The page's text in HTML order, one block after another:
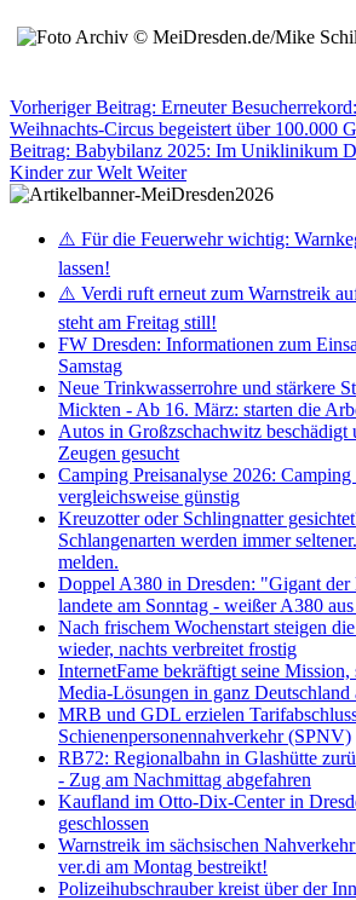
Vorheriger Beitrag: Erneuter
Weihnachts-Circus begeistert über 100.000
Beitrag: Babybilanz 2025: Im Uniklinikum
Kinder zur Welt Weiter
⚠️ Für die Feuerwehr wichtig:
lassen!
⚠️ Verdi ruft erneut zum Warnstreik
steht am Freitag still!
FW Dresden: Informationen zum
Samstag
Neue Trinkwasserrohre und stärkere
Mickten - Ab 16. März: starten die
Autos in Großzschachwitz beschädigt
Zeugen gesucht
Camping Preisanalyse 2026:
vergleichsweise günstig
Kreuzotter oder Schlingnatter
Schlangenarten werden immer
melden.
Doppel A380 in Dresden: "Gigant
landete am Sonntag - weißer A380
Nach frischem Wochenstart steigen
wieder, nachts verbreitet frostig
InternetFame bekräftigt seine Mission,
Media-Lösungen in ganz Deutschland
MRB und GDL erzielen
Schienenpersonennahverkehr (SPNV)
RB72: Regionalbahn in Glashütte
- Zug am Nachmittag abgefahren
Kaufland im Otto-Dix-Center in
geschlossen
Warnstreik im sächsischen
ver.di am Montag bestreikt!
Polizeihubschrauber kreist über der